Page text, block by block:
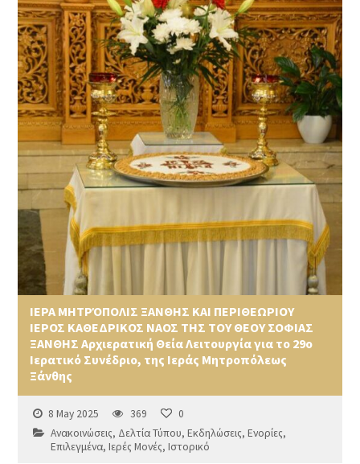
ΙΕΡΑ ΜΗΤΡΌΠΟΛΙΣ ΞΑΝΘΗΣ ΚΑΙ ΠΕΡΙΘΕΩΡΙΟΥ
ΙΕΡΟΣ ΚΑΘΕΔΡΙΚΟΣ ΝΑΟΣ ΤΗΣ ΤΟΥ ΘΕΟΥ ΣΟΦΙΑΣ
ΞΑΝΘΗΣ Αρχιερατική Θεία Λειτουργία για το 29ο
Ιερατικό Συνέδριο, της Ιεράς Μητροπόλεως
Ξάνθης
8 May 2025 369
0
Ανακοινώσεις, Δελτία Τύπου,Εκδηλώσεις,Ενορίες,
Επιλεγμένα,Ιερές Μονές,Ιστορικό